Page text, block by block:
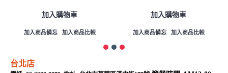
加入購物車
加入商品備忘 加入商品比較
加入購物車
加入商品備忘 加入商品比較
台北店